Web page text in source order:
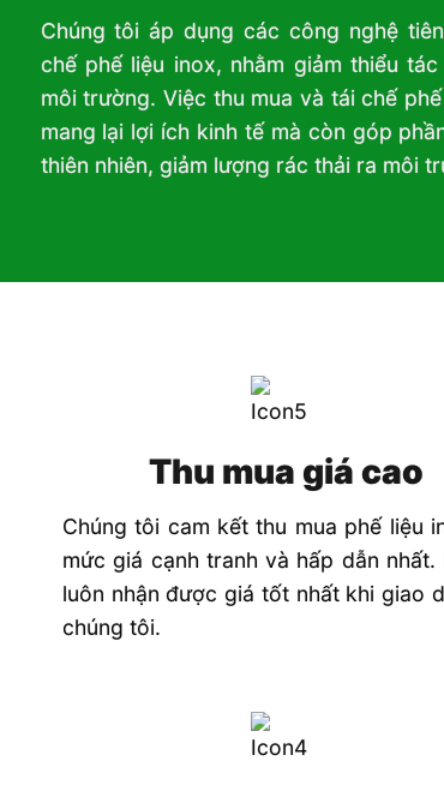
Chúng tôi áp dụng các công nghệ
chế phế liệu inox, nhằm giảm thiểu
môi trường. Việc thu mua và tái chế
mang lại lợi ích kinh tế mà còn góp
thiên nhiên, giảm lượng rác thải ra môi
Thu mua giá cao
Chúng tôi cam kết thu mua phế liệu
mức giá cạnh tranh và hấp dẫn nhất.
luôn nhận được giá tốt nhất khi giao
chúng tôi.